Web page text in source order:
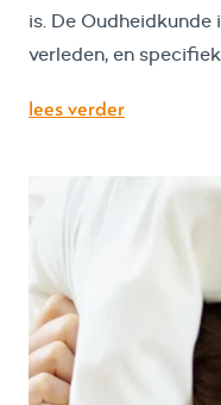
is. De
verleden, en
lees verder